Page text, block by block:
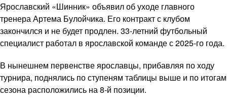
Ярославский «Шинник» объявил об уходе главного
тренера Артема Булойчика. Его контракт с клубом
закончился и не будет продлен. 33-летний футбольный
специалист работал в ярославской команде с 2025-го года.
В нынешнем первенстве ярославцы, прибавляя по ходу
турнира, поднялись по ступеням таблицы выше и по итогам
сезона расположились на 8-й позиции.